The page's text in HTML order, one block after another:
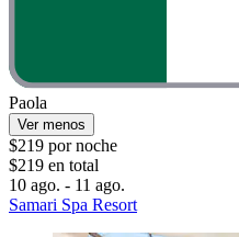
Paola
Ver menos
$219 por noche
$219 en total
10 ago. - 11 ago.
Samari Spa Resort